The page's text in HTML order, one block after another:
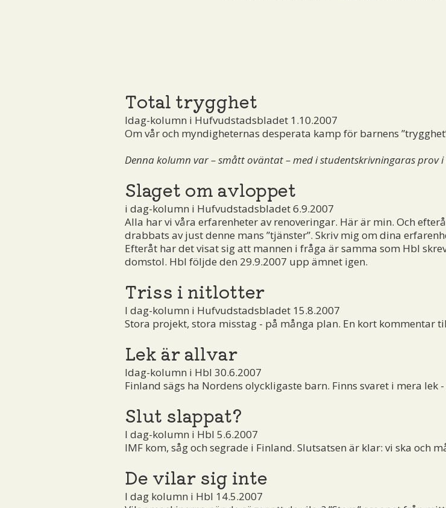
Total trygghet
Idag-kolumn i Hufvudstadsbladet 1.10.2007
Om vår och myndigheternas desperata kamp för barnens
Denna kolumn var – smått oväntat – med i studentskrivningaras prov i
Slaget om avloppet
i dag-kolumn i Hufvudstadsbladet 6.9.2007
Alla har vi våra erfarenheter av renoveringar. Här är min. Och
drabbats av just denne mans ”tjänster”. Skriv mig om dina
Efteråt har det visat sig att mannen i fråga är samma som Hbl
domstol. Hbl följde den 29.9.2007 upp ämnet igen.
Triss i nitlotter
I dag-kolumn i Hufvudstadsbladet 15.8.2007
Stora projekt, stora misstag - på många plan. En kort kommentar
Lek är allvar
Idag-kolumn i Hbl 30.6.2007
Finland sägs ha Nordens olyckligaste barn. Finns svaret i mera lek
Slut slappat?
I dag-kolumn i Hbl 5.6.2007
IMF kom, såg och segrade i Finland. Slutsatsen är klar: vi ska och
De vilar sig inte
I dag kolumn i Hbl 14.5.2007